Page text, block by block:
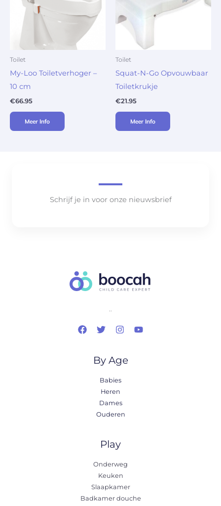
Toilet
My-Loo Toiletverhoger –
10 cm
€66.95
Meer Info
Toilet
Squat-N-Go Opvouwbaar
Toiletkrukje
€21.95
Meer Info
Schrijf je in voor onze nieuwsbrief
..
By Age
Babies
Heren
Dames
Ouderen
Play
Onderweg
Keuken
Slaapkamer
Badkamer douche